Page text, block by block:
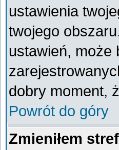
ustawienia
twojego
ustawień, może
dobry moment,
Powrót do góry
Zmieniłem